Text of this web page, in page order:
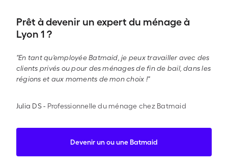
Prêt à devenir un expert du ménage à
Lyon 1 ?
"En tant qu'employée Batmaid, je peux travailler avec des
clients privés ou pour des ménages de fin de bail, dans les
régions et aux moments de mon choix !"
Julia DS- Professionnelle du ménage chez Batmaid
Devenir un ou une Batmaid